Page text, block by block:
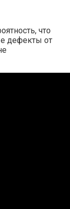
что
дефекты от